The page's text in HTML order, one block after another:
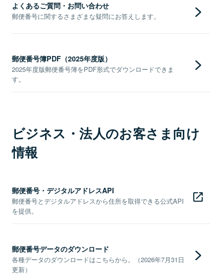
よくあるご質問・お問い合わせ
郵便番号に関するさまざまな疑問にお答えします。
郵便番号簿PDF（2025年度版）
2025年度版郵便番号簿をPDF形式でダウンロードできま
す。
ビジネス・法人のお客さま向け
情報
郵便番号・デジタルアドレスAPI
郵便番号とデジタルアドレスから住所を取得できる公式API
を提供。
郵便番号データのダウンロード
各種データのダウンロードはこちらから。（2026年7月31日
更新）